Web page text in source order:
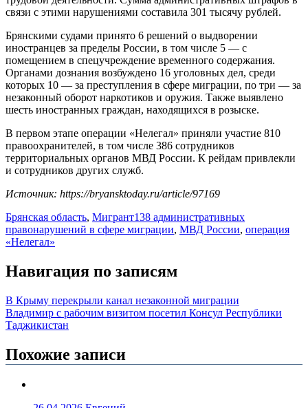
связи с этими нарушениями составила 301 тысячу рублей.
Брянскими судами принято 6 решений о выдворении
иностранцев за пределы России, в том числе 5 — с
помещением в спецучреждение временного содержания.
Органами дознания возбуждено 16 уголовных дел, среди
которых 10 — за преступления в сфере миграции, по три — за
незаконный оборот наркотиков и оружия. Также выявлено
шесть иностранных граждан, находящихся в розыске.
В первом этапе операции «Нелегал» приняли участие 810
правоохранителей, в том числе 386 сотрудников
территориальных органов МВД России. К рейдам привлекли
и сотрудников других служб.
Источник: https://bryansktoday.ru/article/97169
Брянская область, Мигрант138 административных
правонарушений в сфере миграции, МВД России, операция
«Нелегал»
Навигация по записям
В Крыму перекрыли канал незаконной миграции
Владимир с рабочим визитом посетил Консул Республики
Таджикистан
Похожие записи